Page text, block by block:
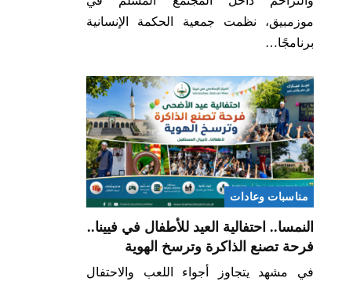
موزمبيق، نظمت جمعية الحكمة الإنسانية
برنامجًا…
مناسبات وعادات
النمسا.. احتفالية العيد للأطفال في فيينا..
فرحة تصنع الذاكرة وترسخ الهوية
في مشهد يتجاوز أجواء اللعب والاحتفال